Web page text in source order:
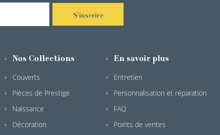
S'inscrire
Nos Collections
Couverts
Pièces de Prestige
Naissance
Décoration
En savoir plus
Entretien
Personnalisation et réparation
FAQ
Points de ventes